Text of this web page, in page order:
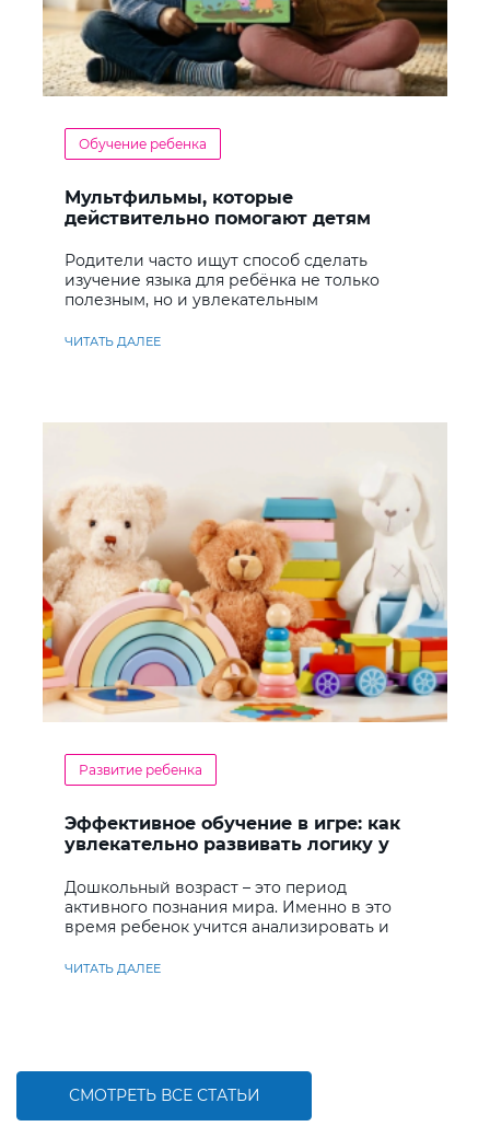
Обучение ребенка
Мультфильмы, которые
действительно помогают детям
Родители часто ищут способ сделать
изучение языка для ребёнка не только
полезным, но и увлекательным
ЧИТАТЬ ДАЛЕЕ
Развитие ребенка
Эффективное обучение в игре: как
увлекательно развивать логику у
Дошкольный возраст – это период
активного познания мира. Именно в это
время ребенок учится анализировать и
ЧИТАТЬ ДАЛЕЕ
СМОТРЕТЬ ВСЕ СТАТЬИ